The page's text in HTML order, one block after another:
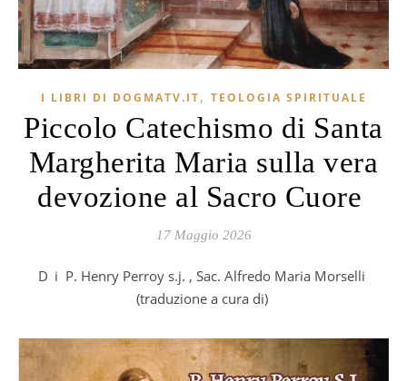
I LIBRI DI DOGMATV.IT, TEOLOGIA SPIRITUALE
Piccolo Catechismo di Santa
Margherita Maria sulla vera
devozione al Sacro Cuore
17 Maggio 2026
Di P. Henry Perroy s.j. , Sac. Alfredo Maria Morselli
(traduzione a cura di)